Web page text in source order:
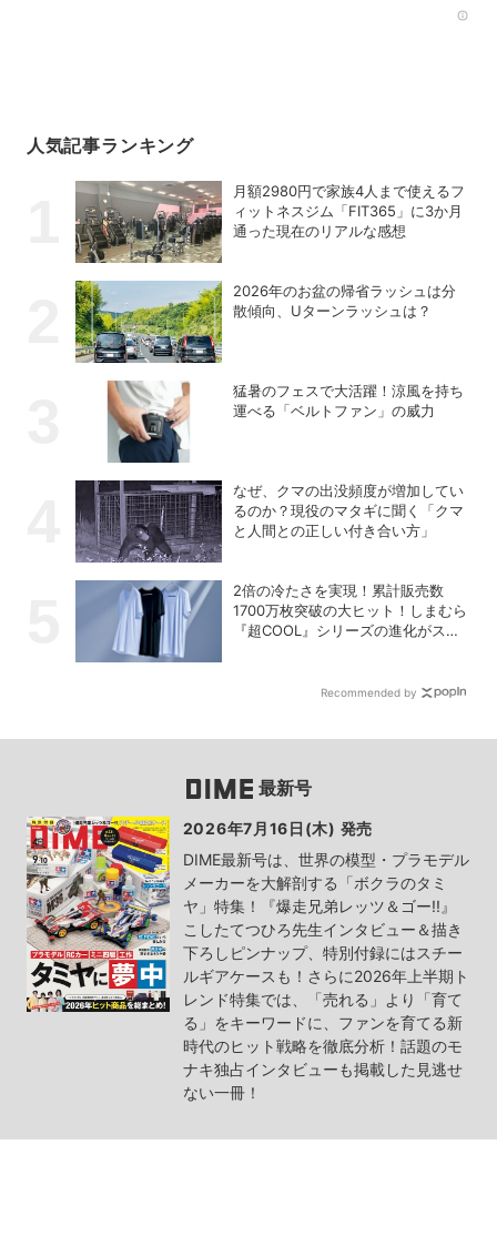
人気記事ランキング
月額2980円で家族4人まで使えるフ
ィットネスジム「FIT365」に3か月
通った現在のリアルな感想
2026年のお盆の帰省ラッシュは分
散傾向、Uターンラッシュは？
猛暑のフェスで大活躍！涼風を持ち
運べる「ベルトファン」の威力
なぜ、クマの出没頻度が増加してい
るのか？現役のマタギに聞く「クマ
と人間との正しい付き合い方」
2倍の冷たさを実現！累計販売数
1700万枚突破の大ヒット！しまむら
『超COOL』シリーズの進化がスゴ
Recommended by
最新号
2026年7月16日(木) 発売
DIME最新号は、世界の模型・プラモデル
メーカーを大解剖する「ボクラのタミ
ヤ」特集！『爆走兄弟レッツ＆ゴー!!』
こしたてつひろ先生インタビュー＆描き
下ろしピンナップ、特別付録にはスチー
ルギアケースも！さらに2026年上半期ト
レンド特集では、「売れる」より「育て
る」をキーワードに、ファンを育てる新
時代のヒット戦略を徹底分析！話題のモ
ナキ独占インタビューも掲載した見逃せ
ない一冊！